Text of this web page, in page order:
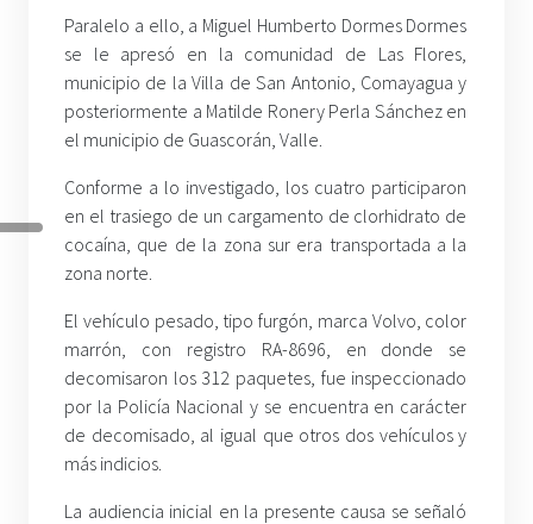
Paralelo a ello, a Miguel Humberto Dormes Dormes
se le apresó en la comunidad de Las Flores,
municipio de la Villa de San Antonio, Comayagua y
posteriormente a Matilde Ronery Perla Sánchez en
el municipio de Guascorán, Valle.
Conforme a lo investigado, los cuatro participaron
en el trasiego de un cargamento de clorhidrato de
cocaína, que de la zona sur era transportada a la
zona norte.
El vehículo pesado, tipo furgón, marca Volvo, color
marrón, con registro RA-8696, en donde se
decomisaron los 312 paquetes, fue inspeccionado
por la Policía Nacional y se encuentra en carácter
de decomisado, al igual que otros dos vehículos y
más indicios.
La audiencia inicial en la presente causa se señaló